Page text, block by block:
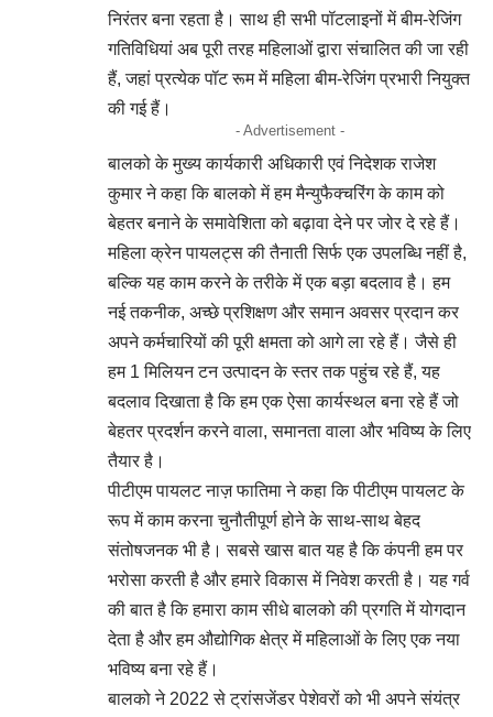
निरंतर बना रहता है। साथ ही सभी पॉटलाइनों में बीम-रेजिंग
गतिविधियां अब पूरी तरह महिलाओं द्वारा संचालित की जा रही
हैं, जहां प्रत्येक पॉट रूम में महिला बीम-रेजिंग प्रभारी नियुक्त
की गई हैं।
- Advertisement -
बालको के मुख्य कार्यकारी अधिकारी एवं निदेशक राजेश
कुमार ने कहा कि बालको में हम मैन्युफैक्चरिंग के काम को
बेहतर बनाने के समावेशिता को बढ़ावा देने पर जोर दे रहे हैं।
महिला क्रेन पायलट्स की तैनाती सिर्फ एक उपलब्धि नहीं है,
बल्कि यह काम करने के तरीके में एक बड़ा बदलाव है। हम
नई तकनीक, अच्छे प्रशिक्षण और समान अवसर प्रदान कर
अपने कर्मचारियों की पूरी क्षमता को आगे ला रहे हैं। जैसे ही
हम 1 मिलियन टन उत्पादन के स्तर तक पहुंच रहे हैं, यह
बदलाव दिखाता है कि हम एक ऐसा कार्यस्थल बना रहे हैं जो
बेहतर प्रदर्शन करने वाला, समानता वाला और भविष्य के लिए
तैयार है।
पीटीएम पायलट नाज़ फातिमा ने कहा कि पीटीएम पायलट के
रूप में काम करना चुनौतीपूर्ण होने के साथ-साथ बेहद
संतोषजनक भी है। सबसे खास बात यह है कि कंपनी हम पर
भरोसा करती है और हमारे विकास में निवेश करती है। यह गर्व
की बात है कि हमारा काम सीधे बालको की प्रगति में योगदान
देता है और हम औद्योगिक क्षेत्र में महिलाओं के लिए एक नया
भविष्य बना रहे हैं।
बालको ने 2022 से ट्रांसजेंडर पेशेवरों को भी अपने संयंत्र